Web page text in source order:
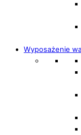
Wyposażenie